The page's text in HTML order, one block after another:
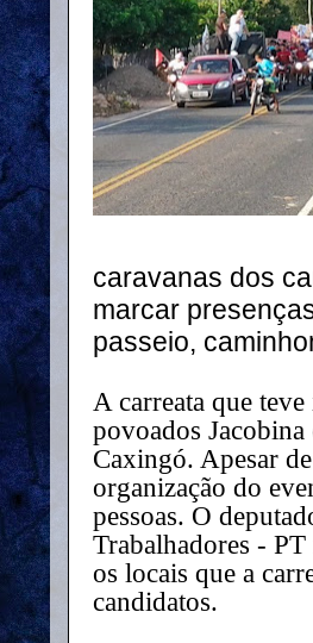
caravanas dos
marcar
passeio,
A carreata que
povoados
Caxingó. Apesar
organização do
pessoas. O
Trabalhadores -
os locais que a
candidatos.